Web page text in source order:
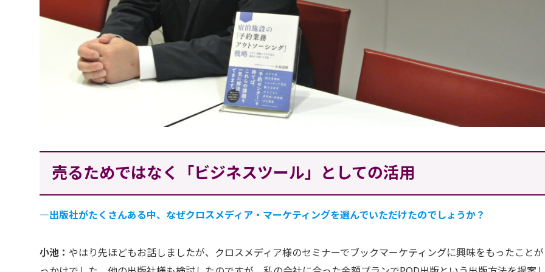
売るためではなく「ビジネスツール」としての活用
―出版社がたくさんある中、なぜクロスメディア・マーケティングを選んでいただけたのでしょうか？
小池：やはり先ほどもお話しましたが、クロスメディア様のセミナーでブックマーケティングに興味をもったこと